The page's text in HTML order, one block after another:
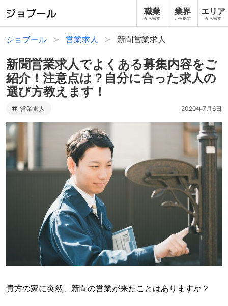
職業
から探す
業界
から探す
エリア
から探す
ジョブール 営業求人 新聞営業求人
新聞営業求人でよくある募集内容をご
紹介！注意点は？自分に合った求人の
選び方教えます！
営業求人 2020年7月6日
貴方の家に突然、新聞の営業が来たことはありますか？